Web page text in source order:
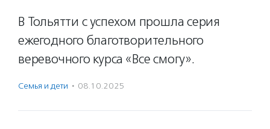
В Тольятти с успехом прошла серия
ежегодного благотворительного
веревочного курса «Все смогу».
Семья и дети · 08.10.2025